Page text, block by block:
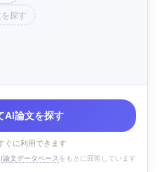
探す
AI論文を探す
ぐに利用できます
論文データベース をもとに回答しています